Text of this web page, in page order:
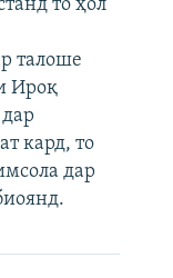
то ҳол
талоше
Ироқ
кард, то
дар